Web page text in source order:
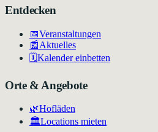
Entdecken
📅Veranstaltungen
📰Aktuelles
🗓️Kalender einbetten
Orte & Angebote
🌿Hofläden
🏛️Locations mieten